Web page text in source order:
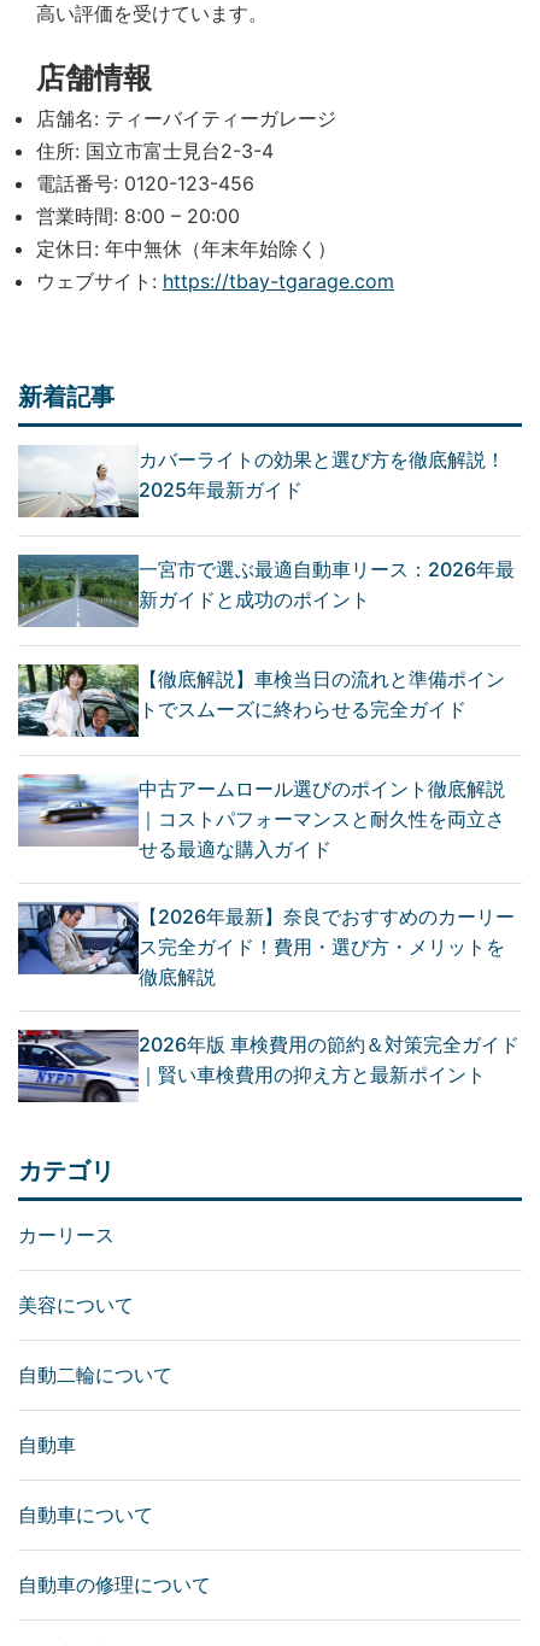
高い評価を受けています。
店舗情報
店舗名: ティーバイティーガレージ
住所: 国立市富士見台2-3-4
電話番号: 0120-123-456
営業時間: 8:00 – 20:00
定休日: 年中無休（年末年始除く）
ウェブサイト: https://tbay-tgarage.com
新着記事
カバーライトの効果と選び方を徹底解説！
2025年最新ガイド
一宮市で選ぶ最適自動車リース：2026年最
新ガイドと成功のポイント
【徹底解説】車検当日の流れと準備ポイン
トでスムーズに終わらせる完全ガイド
中古アームロール選びのポイント徹底解説
｜コストパフォーマンスと耐久性を両立さ
せる最適な購入ガイド
【2026年最新】奈良でおすすめのカーリー
ス完全ガイド！費用・選び方・メリットを
徹底解説
2026年版 車検費用の節約＆対策完全ガイド
｜賢い車検費用の抑え方と最新ポイント
カテゴリ
カーリース
美容について
自動二輪について
自動車
自動車について
自動車の修理について